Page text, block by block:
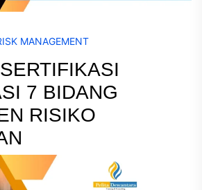
MANAGEMENT
7 BIDANG
RISIKO